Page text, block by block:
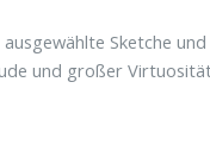
Sketche
und großer